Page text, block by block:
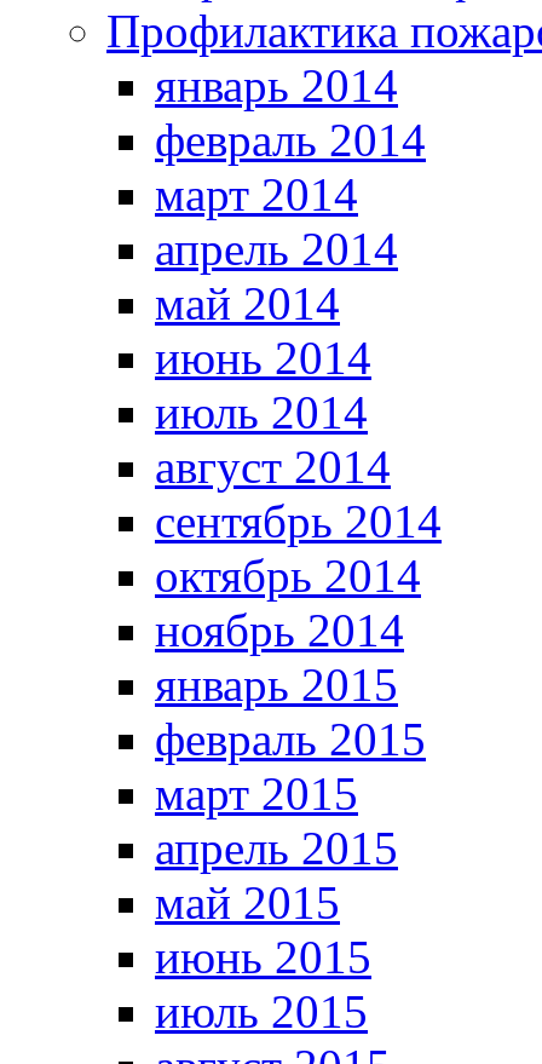
Профилактика
январь 2014
февраль 2014
март 2014
апрель 2014
май 2014
июнь 2014
июль 2014
август 2014
сентябрь 2014
октябрь 2014
ноябрь 2014
январь 2015
февраль 2015
март 2015
апрель 2015
май 2015
июнь 2015
июль 2015